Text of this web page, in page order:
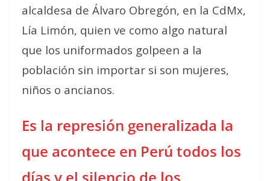
alcaldesa de Álvaro Obregón, en la CdMx,
Lía Limón, quien ve como algo natural
que los uniformados golpeen a la
población sin importar si son mujeres,
niños o ancianos.
Es la represión generalizada la
que acontece en Perú todos los